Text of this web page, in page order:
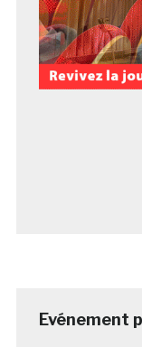
Evénement